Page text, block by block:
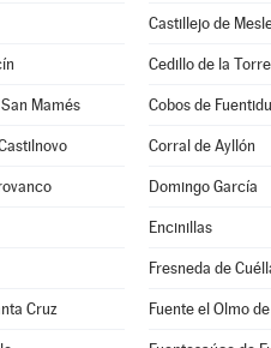
Castillejo de
Cedillo de la Torre
Mamés Cobos de
Corral de Ayllón
Domingo García
Encinillas
Fresneda de
Cruz Fuente el Olmo